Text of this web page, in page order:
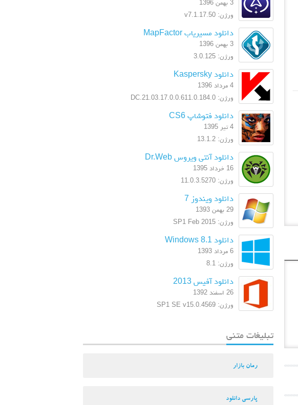
3 بهمن 1396
ورژن: v7.1.17.50
دانلود مسیریاب MapFactor
3 بهمن 1396
ورژن: 3.0.125
دانلود Kaspersky
4 مرداد 1396
ورژن: 17.0.0.611.0.184.0.DC.21.03
دانلود فتوشاپ CS6
4 تیر 1395
ورژن: 13.1.2
دانلود آنتی ویروس Dr.Web
16 خرداد 1395
ورژن: 11.0.3.5270
دانلود ویندوز 7
29 بهمن 1393
ورژن: SP1 Feb 2015
دانلود Windows 8.1
6 مرداد 1393
ورژن: 8.1
دانلود آفیس 2013
26 اسفند 1392
ورژن: SP1 SE v15.0.4569
تبلیغات متنی
رمان بازار
پارسی دانلود